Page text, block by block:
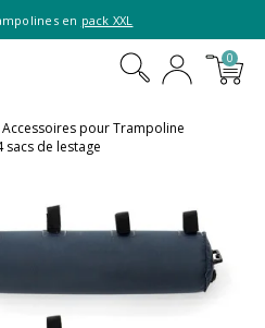
en pack XXL
0
Accessoires pour Trampoline
sacs de lestage